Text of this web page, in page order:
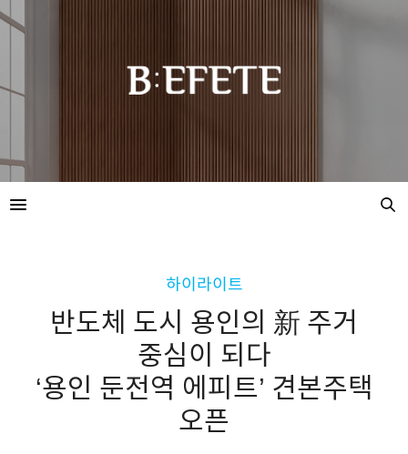
하이라이트
반도체 도시 용인의 新 주거
중심이 되다
‘용인 둔전역 에피트’ 견본주택
오픈